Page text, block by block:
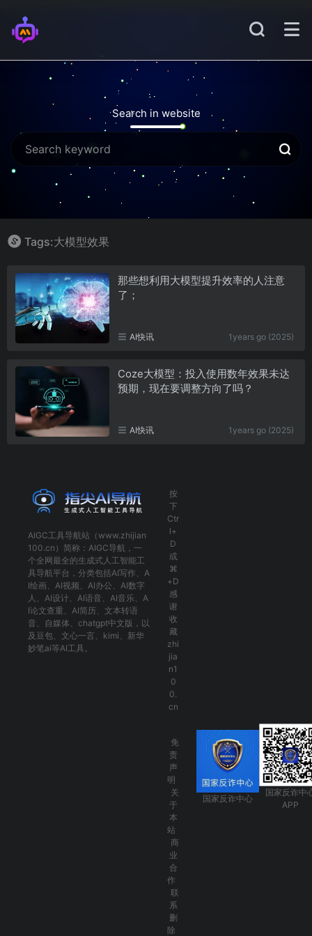
Search in website
Tags:大模型效果
那些想利用大模型提升效率的人注意
了；
AI快讯 1years go (2025)
Coze大模型：投入使用数年效果未达
预期，现在要调整方向了吗？
AI快讯 1years go (2025)
AIGC工具导航站（www.zhijian
100.cn）简称： AIGC导航 ，一
个全网最全的生成式人工智能工
具导航平台，分类包括AI写作 、 A
I绘画 、 AI视频 、 AI办公 、 AI数字
人 、 AI设计、 AI语音、 AI音乐、 A
I论文查重 、 AI简历 、 文本转语
音、 自媒体 、 chatgpt中文版 ，以
及 豆包、 文心一言 、 kimi 、 新华
妙笔ai等AI工具。
按
下
Ctr
l+
D
或
⌘
+D
感
谢
收
藏
zhi
jia
n1
0
0.
cn
免
责
声
明
关
于
本
站
商
业
合
作
联
系
删
除
国家反诈中心
国家反诈中
APP